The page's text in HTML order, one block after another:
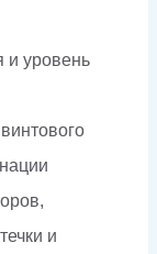
уровень
и